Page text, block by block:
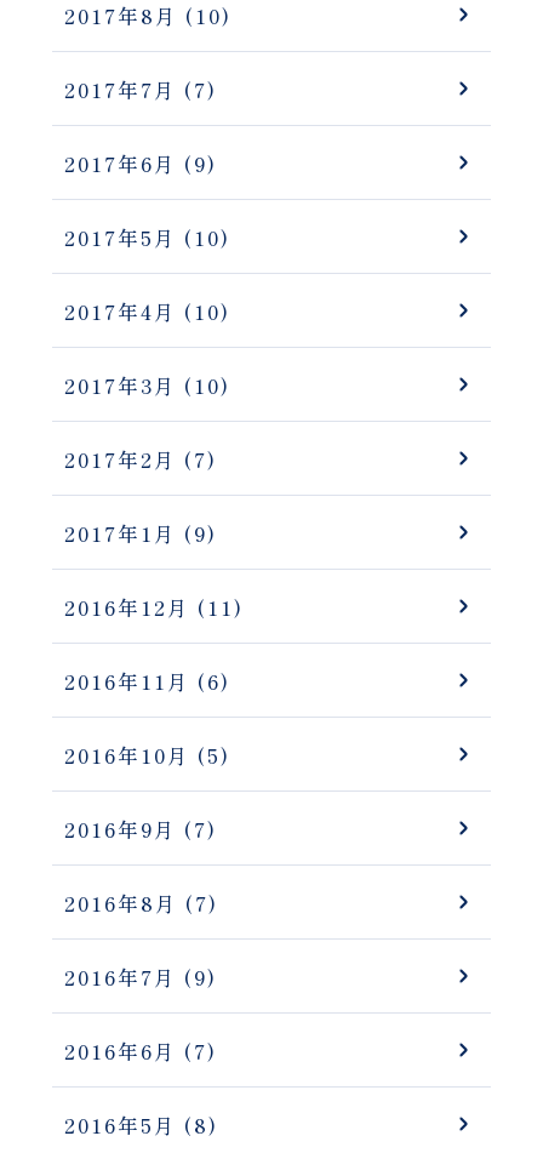
2017年8月 (10)
2017年7月 (7)
2017年6月 (9)
2017年5月 (10)
2017年4月 (10)
2017年3月 (10)
2017年2月 (7)
2017年1月 (9)
2016年12月 (11)
2016年11月 (6)
2016年10月 (5)
2016年9月 (7)
2016年8月 (7)
2016年7月 (9)
2016年6月 (7)
2016年5月 (8)